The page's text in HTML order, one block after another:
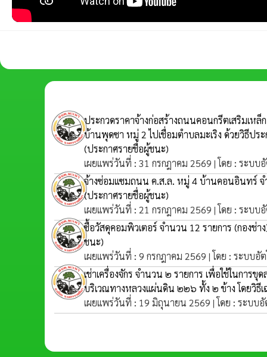
ประกวดราคาจ้างก่อสร้างถนนคอนกรีตเสริมเหล็
บ้านพุดซา หมู่ 2 ไปเชื่อมตำบลมะเริง ด้วยวิธีปร
(ประกาศรายชื่อผู้ชนะ)
เผยแพร่วันที่ : 31 กรกฎาคม 2569 | โดย : ระบบ
จ้างซ่อมแซมถนน ค.ส.ล. หมู่ 4 บ้านคอนอินทร์ จำ
(ประกาศรายชื่อผู้ชนะ)
เผยแพร่วันที่ : 21 กรกฎาคม 2569 | โดย : ระบบ
ซื้อวัสดุคอมพิวเตอร์ จำนวน 12 รายการ (กองช่าง
ชนะ)
เผยแพร่วันที่ : 9 กรกฎาคม 2569 | โดย : ระบบอั
เช่าเครื่องจักร จำนวน ๒ รายการ เพื่อใช้ในการ
บริเวณทางหลวงแผ่นดิน ๒๒๖ ทั้ง ๒ ข้าง โดยวิธีเ
เผยแพร่วันที่ : 19 มิถุนายน 2569 | โดย : ระบบ